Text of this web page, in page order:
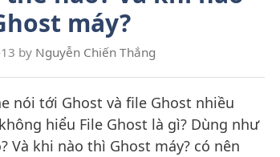
máy?
by Nguyễn Chiến Thắng
nói tới Ghost và file Ghost nhiều
hiểu File Ghost là gì? Dùng như
Và khi nào thì Ghost máy? có nên